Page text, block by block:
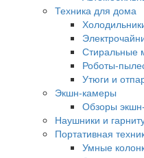
Техника для дома
Стиральные
Роботы-
Утюги и
Экшн-камеры
Обзоры
Наушники и
Портативная
Умные